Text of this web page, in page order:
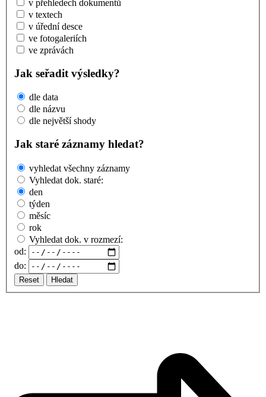
v přehledech dokumentů
v textech
v úřední desce
ve fotogaleriích
ve zprávách
Jak seřadit výsledky?
dle data
dle názvu
dle největší shody
Jak staré záznamy hledat?
vyhledat všechny záznamy
Vyhledat dok. staré:
den
týden
měsíc
rok
Vyhledat dok. v rozmezí:
od:
do:
Reset Hledat